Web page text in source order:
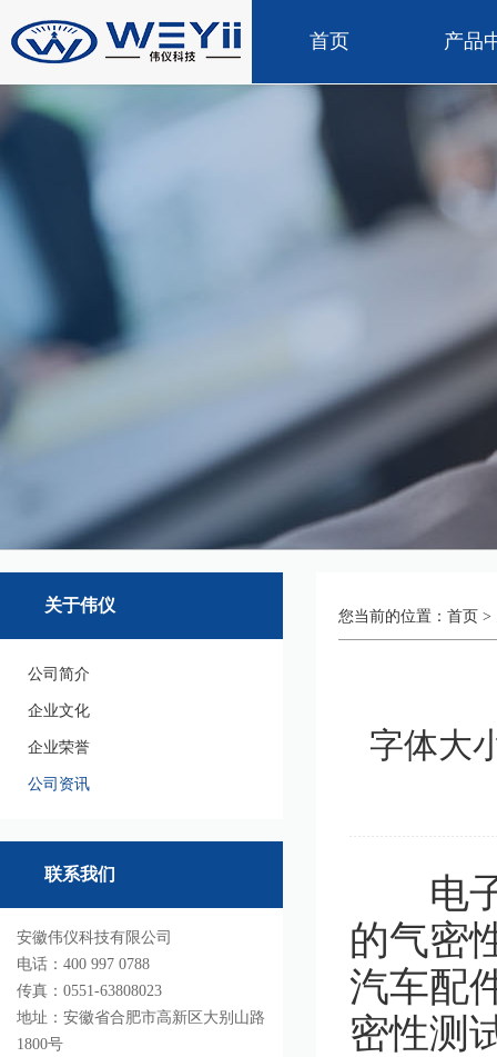
首页 产品
关于伟仪
公司简介
企业文化
企业荣誉
公司资讯
联系我们
安徽伟仪科技有限公司
电话：400 997 0788
传真：0551-63808023
地址：安徽省合肥市高新区大别山路
1800号
您当前的位置： 首页 >
字体大
电
的气密
汽车配
密性测